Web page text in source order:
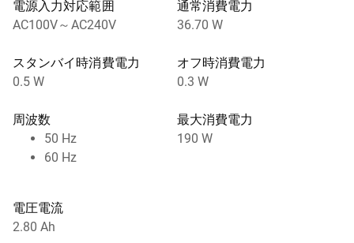
電源入力対応範囲
AC100V～AC240V
通常消費電力
36.70 W
スタンバイ時消費電力
0.5 W
オフ時消費電力
0.3 W
周波数
50 Hz
60 Hz
最大消費電力
190 W
電圧電流
2.80 Ah